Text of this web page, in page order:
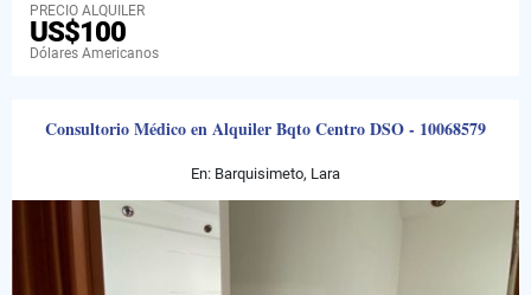
PRECIO ALQUILER
US$100
Dólares Americanos
Consultorio Médico en Alquiler Bqto Centro DSO - 10068579
En: Barquisimeto, Lara